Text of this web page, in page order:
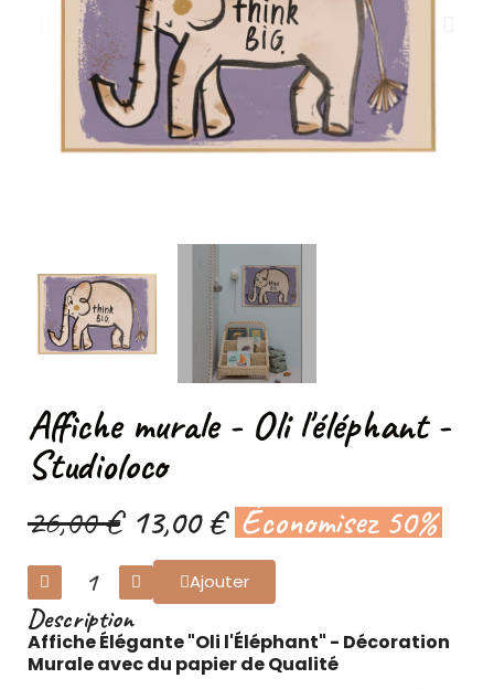
Affiche murale - Oli l'éléphant -
Studioloco
26,00 € 13,00 € Économisez 50%
Ajouter
Description
Affiche Élégante "Oli l'Éléphant" - Décoration
Murale avec du papier de Qualité